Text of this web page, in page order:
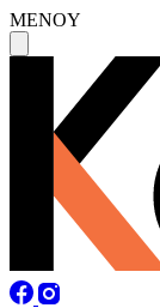
MENOY